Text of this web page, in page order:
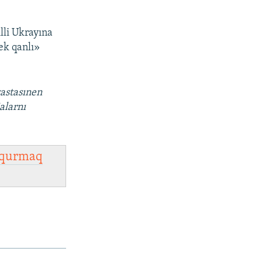
Ukrayına
qanlı»